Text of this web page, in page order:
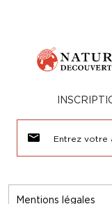
Mentions légales